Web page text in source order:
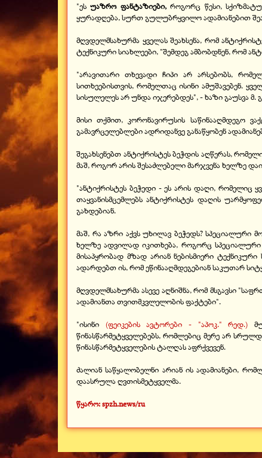
"ესუაზრო ფანტაზიები,როგორც წესი,
ყურადღება, სურთ გულუბრყვილო ადამიანებით
მღვდელმსახურმა ყველას შეახსენა, რომ
ტექნიკური სიახლეები, "შემდეგ ამბობდნენ, რომ
"არავითარი თხევადი ჩიპი არ არსებობს,
სითხეებისთვის, რომელთაც ისინი ამუშავებენ.
სისულელეს არ უნდა იჯერებდეს", - ხაზი გაუსვა მ.
მისი თქმით, კორონავირუსის საწინააღმდეგო
გამავრცელებლები ადრიდანვე განაწყობენ
შეგახსენებთ ანტიქრისტეს ბეჭდის აღწერას,
მაშ, როგორ არის შესაძლებელი მარჯვენა ხელზე
"ანტიქრისტეს ბეჭედი - ეს არის დაღი, რომელიც
თაყვანისმცემლებს ანტიქრისტეს დაღის
გახდებიან.
მაშ, რა აზრი აქვს უხილავ ბეჭედს? სპეციალური
ხელზე ადვილად იკითხება, როგორც სპეციალური
მისაპყრობად მზად არიან ნებისმიერი
ადარდებთ ის, რომ ეწინააღმდეგებიან საკუთარ
მღვდელმსახურმა ასევე აღნიშნა, რომ მსგავსი
ადამიანთა თვითმკვლელობის ფაქტები".
"ისინი (ფეიკების ავტორები - "აპოკ." რედ.)
წინასწარმეტყველებებს, რომლებიც მერე არ
წინასწარმეტყველების ტალღას აფრქვევენ.
ძალიან საწყალობელნი არიან ის ადამიანები,
დაასრულა ღვთისმეტყველმა.
წყარო: spzh.news/ru